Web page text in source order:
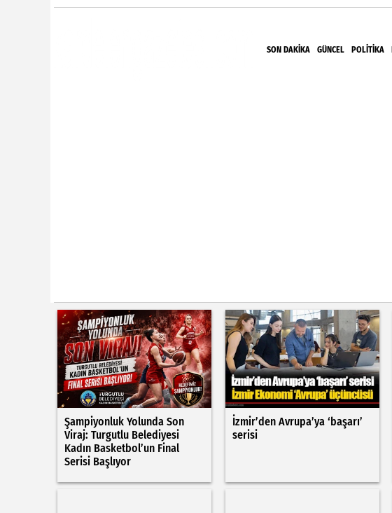
SON DAKIKA GÜNCEL POLITIKA
Şampiyonluk Yolunda Son
Viraj: Turgutlu Belediyesi
Kadın Basketbol’un Final
Serisi Başlıyor
İzmir’den Avrupa’ya ‘başarı’
serisi